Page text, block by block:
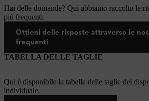
Hai delle domande? Qui abbiamo raccolto le
più frequenti.
Ottieni delle risposte attraverso le
frequenti
TABELLA DELLE TAGLIE
Qui è disponibile la tabella delle taglie dei
individuale.